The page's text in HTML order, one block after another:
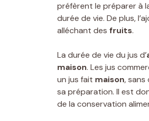
préfèrent le préparer à
durée de vie. De plus,
alléchant des fruits.
La durée de vie du jus d’
maison. Les jus
un jus fait maison,
sa préparation. Il est
de la conservation